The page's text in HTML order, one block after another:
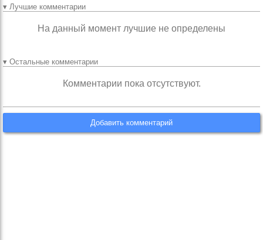
▾ Лучшие комментарии
На данный момент лучшие не определены
▾ Остальные комментарии
Комментарии пока отсутствуют.
Добавить комментарий